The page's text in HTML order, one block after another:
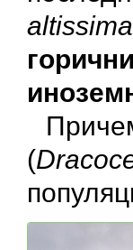
altissima
(